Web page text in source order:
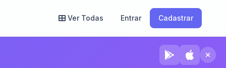
Ver Todas Entrar Cadastrar